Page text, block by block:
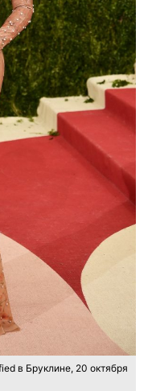
в Бруклине, 20 октября